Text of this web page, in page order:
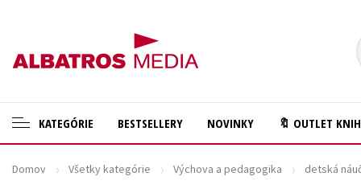
KATEGÓRIE
🛍️ Darčekové poukazy Cestovanie
BESTSELLERY NOVINKY 🔖 OUTLET
Domov Všetky kategórie Výchova a pedagogika detská